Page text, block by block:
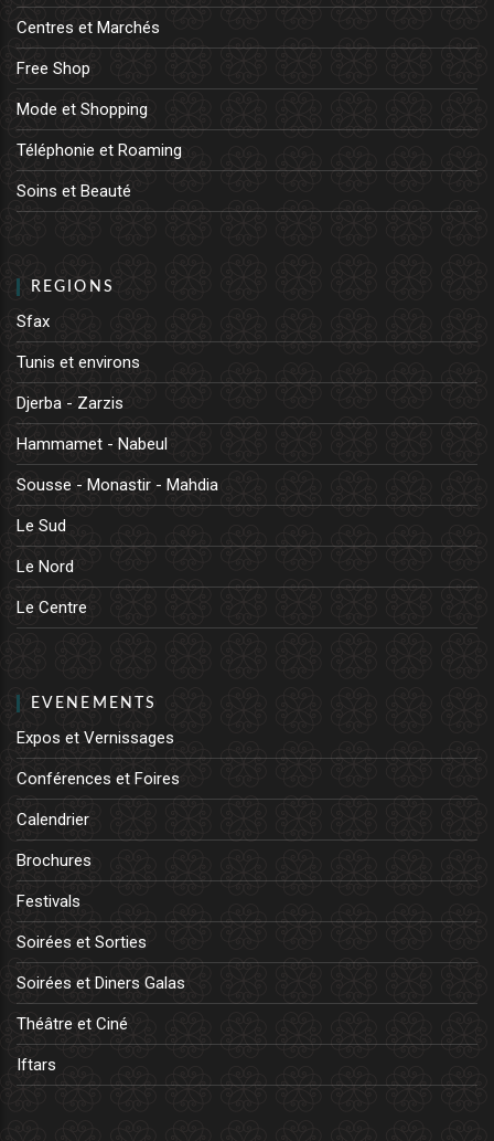
Centres et Marchés
Free Shop
Mode et Shopping
Téléphonie et Roaming
Soins et Beauté
REGIONS
Sfax
Tunis et environs
Djerba - Zarzis
Hammamet - Nabeul
Sousse - Monastir - Mahdia
Le Sud
Le Nord
Le Centre
EVENEMENTS
Expos et Vernissages
Conférences et Foires
Calendrier
Brochures
Festivals
Soirées et Sorties
Soirées et Diners Galas
Théâtre et Ciné
Iftars